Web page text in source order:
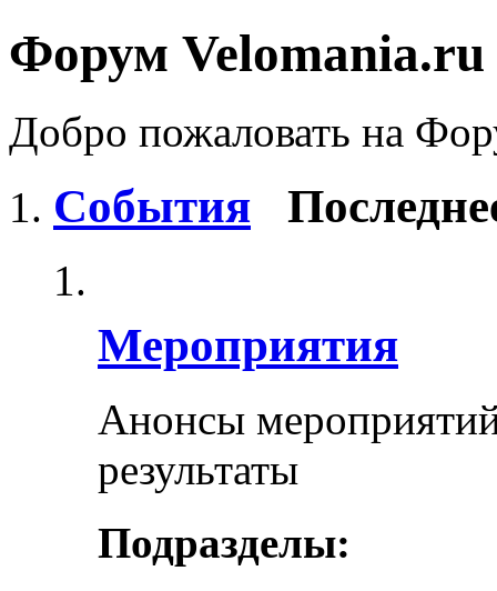
Форум Velomania.ru
Добро пожаловать на
События
Мероприятия
Анонсы
результаты
Подразделы: